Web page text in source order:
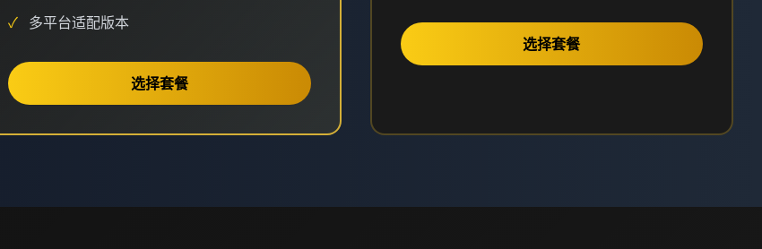
✓
多平台适配版本
选择套餐
选择套餐